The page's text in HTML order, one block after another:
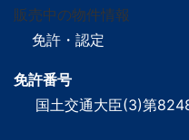
販売中の物件情報
免許・認定
免許番号
国土交通大臣(3)第